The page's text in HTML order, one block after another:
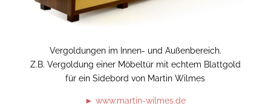
Vergoldungen im Innen- und Außenbereich.
Z.B. Vergoldung einer Möbeltür mit echtem Blattgold
für ein Sidebord von Martin Wilmes
www.martin-wilmes.de